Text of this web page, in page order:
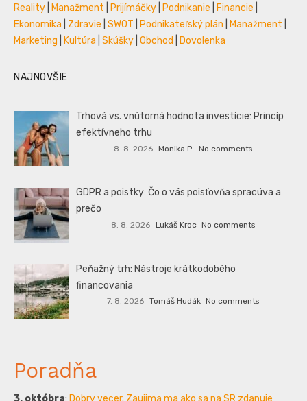
Reality
Manažment Prijímáčky Podnikanie Financie
Ekonomika
Zdravie SWOT Podnikateľský plán Manažment
Marketing
Kultúra Skúšky Obchod Dovolenka
NAJNOVŠIE
Trhová vs. vnútorná hodnota investície: Princíp
efektívneho trhu
8. 8. 2026 Monika P. No comments
GDPR a poistky: Čo o vás poisťovňa spracúva a
prečo
8. 8. 2026 Lukáš Kroc No comments
Peňažný trh: Nástroje krátkodobého
financovania
7. 8. 2026 Tomáš Hudák No comments
Poradňa
3. októbra: Dobry vecer. Zaujima ma ako sa na SR zdanuje